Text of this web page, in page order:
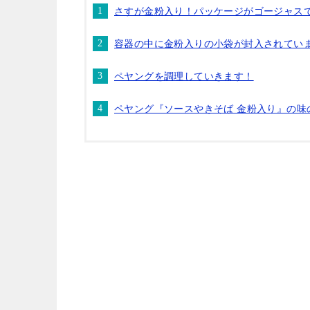
さすが金粉入り！パッケージがゴージャス
容器の中に金粉入りの小袋が封入されてい
ペヤングを調理していきます！
ペヤング『ソースやきそば 金粉入り』の味